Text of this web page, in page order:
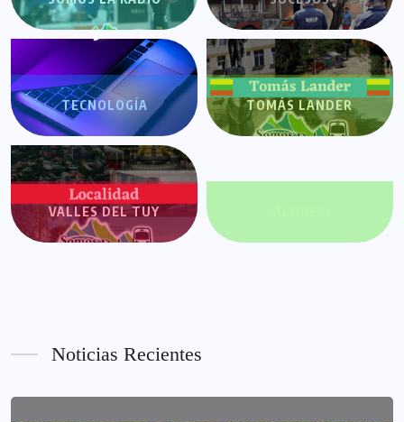
TECNOLOGÍA TOMÁS LANDER
VALLES DEL TUY
Noticias Recientes